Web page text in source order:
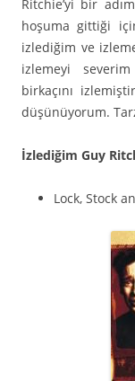
Ritchie’yi bir
hoşuma gittiği
izlediğim ve
izlemeyi
birkaçını
düşünüyorum.
İzlediğim Guy
Lock, Stock